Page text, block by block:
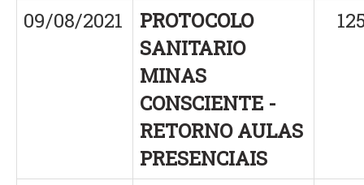
09/08/2021
PROTOCOLO
SANITARIO
MINAS
CONSCIENTE -
RETORNO AULAS
PRESENCIAIS